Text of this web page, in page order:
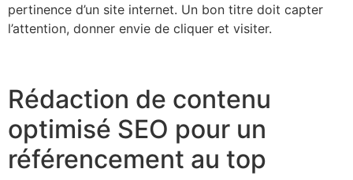
pertinence d’un site internet. Un bon titre doit capter
l’attention, donner envie de cliquer et visiter.
Rédaction de contenu
optimisé SEO pour un
référencement au top